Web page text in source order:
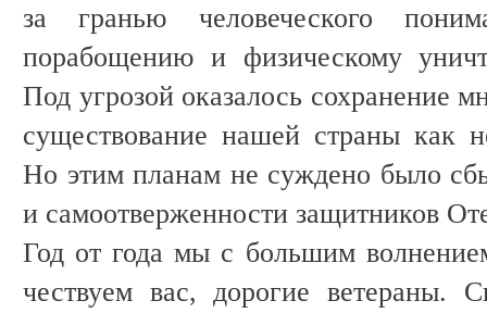
за гранью человеческого
порабощению и физическому
Под угрозой оказалось сохранение
существование нашей страны как
Но этим планам не суждено было
и самоотверженности защитников
Год от года мы с большим
чествуем вас, дорогие ветераны.